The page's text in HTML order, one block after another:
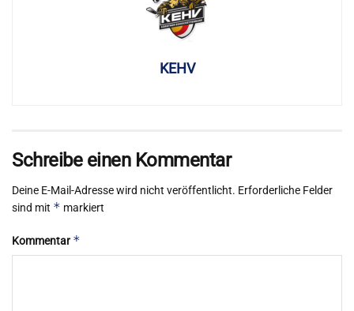
KEHV
Schreibe einen Kommentar
Deine E-Mail-Adresse wird nicht veröffentlicht. Erforderliche Felder
sind mit * markiert
Kommentar *